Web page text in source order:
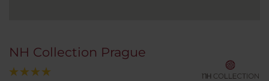
NH Collection Prague